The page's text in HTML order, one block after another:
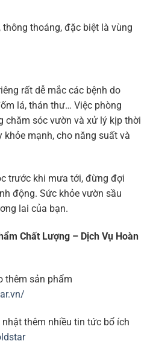
thoáng, đặc biệt là vùng
rất dễ mắc các bệnh do
lá, thán thư… Việc phòng
chăm sóc vườn và xử lý kịp thời
khỏe mạnh, cho năng suất và
trước khi mưa tới, đừng đợi
động. Sức khỏe vườn sầu
lai của bạn.
Chất Lượng – Dịch Vụ Hoàn
thêm sản phẩm
thêm nhiều tin tức bổ ích